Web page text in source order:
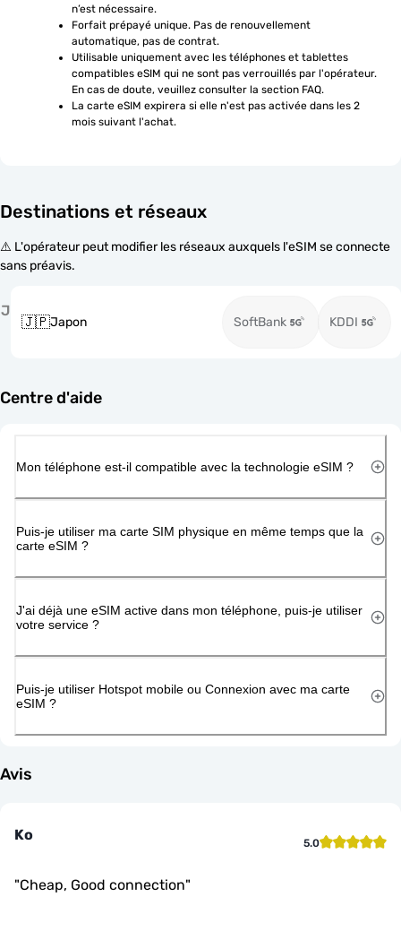
n’est nécessaire.
Forfait prépayé unique. Pas de renouvellement
automatique, pas de contrat.
Utilisable uniquement avec les téléphones et tablettes
compatibles eSIM qui ne sont pas verrouillés par l'opérateur.
En cas de doute, veuillez consulter la section FAQ.
La carte eSIM expirera si elle n'est pas activée dans les 2
mois suivant l'achat.
Destinations et réseaux
⚠️ L'opérateur peut modifier les réseaux auxquels l'eSIM se connecte
sans préavis.
J
🇯🇵Japon SoftBank KDDI
Centre d'aide
Mon téléphone est-il compatible avec la technologie eSIM ?
Puis-je utiliser ma carte SIM physique en même temps que la
carte eSIM ?
J'ai déjà une eSIM active dans mon téléphone, puis-je utiliser
votre service ?
Puis-je utiliser Hotspot mobile ou Connexion avec ma carte
eSIM ?
Avis
Ko 5.0
"Cheap, Good connection"